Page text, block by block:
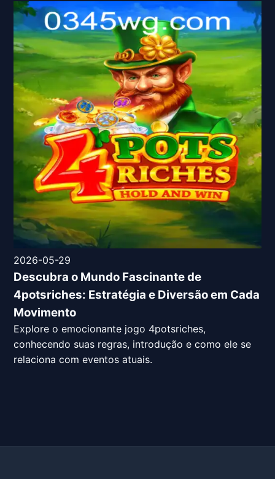
2026-05-29
Descubra o Mundo Fascinante de
4potsriches: Estratégia e Diversão em Cada
Movimento
Explore o emocionante jogo 4potsriches,
conhecendo suas regras, introdução e como ele se
relaciona com eventos atuais.